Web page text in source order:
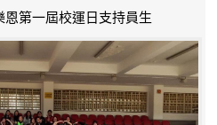
恩第一屆校運日支持員生